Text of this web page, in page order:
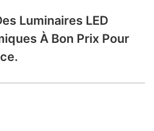
Luminaires LED
À Bon Prix Pour